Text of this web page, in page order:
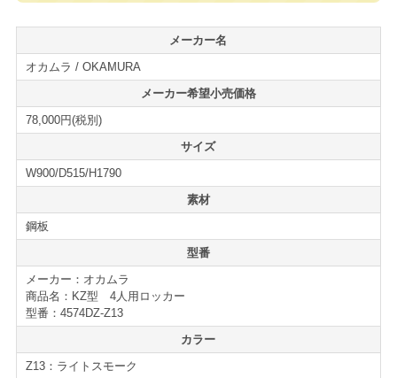
扉の開閉を担うラッチ部分は、重過ぎず軽過ぎず、適度
な抵抗を備えておりストレスフリーでご利用頂く事が出
ロッカーに必要な鏡や傘掛け等の標準的なオプションも
全て備えており非常に使いやすいロッカーになっていま
す。
更衣用ロッカーの新増設、買い替えの際には是非ご検討
付属品
オカムラ KZ型 4人用ロッカー
■網棚（上部はハンガー掛け一体）
■ネクタイ掛け一体型ミラー
■フック
■雫受け
メーカー名
オカムラ / OKAMURA
メーカー希望小売価格
78,000円(税別)
サイズ
W900/D515/H1790
素材
鋼板
型番
メーカー：オカムラ
商品名：KZ型 4人用ロッカー
型番：4574DZ-Z13
カラー
Z13：ライトスモーク